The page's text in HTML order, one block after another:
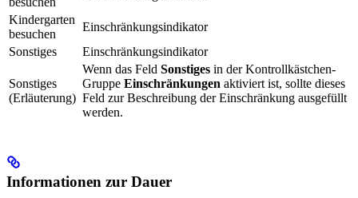
Kindergarten
besuchen
Einschränkungsindikator
Sonstiges
Einschränkungsindikator
Sonstiges
(Erläuterung)
Wenn das Feld Sonstiges in der Kontrollkästchen-
Gruppe Einschränkungen aktiviert ist, sollte dieses
Feld zur Beschreibung der Einschränkung ausgefüllt
werden.
Informationen zur Dauer